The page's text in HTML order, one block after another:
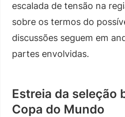
escalada de tensão na
sobre os termos do
discussões seguem em
partes envolvidas.
Estreia da seleção
Copa do Mundo